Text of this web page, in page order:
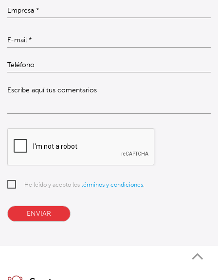
Escribe aquí tus comentarios
He leído y acepto los términos y condiciones.
ENVIAR